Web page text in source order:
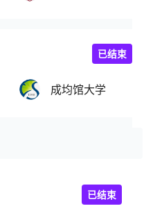
成均馆大学
已结束
已结束